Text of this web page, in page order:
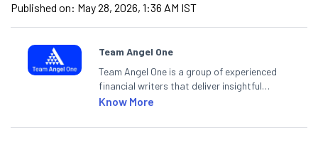
Published on: May 28, 2026, 1:36 AM IST
Team Angel One
Team Angel One is a group of experienced
financial writers that deliver insightful
articles on the stock market, IPO, economy,
categories.
Know More